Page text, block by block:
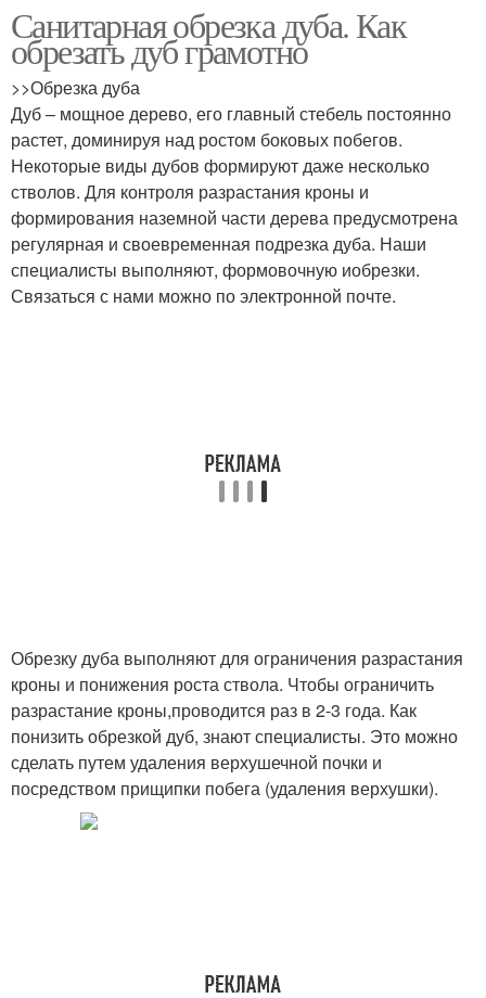
Санитарная обрезка дуба. Как
обрезать дуб грамотно
>>Обрезка дуба
Дуб – мощное дерево, его главный стебель постоянно
растет, доминируя над ростом боковых побегов.
Некоторые виды дубов формируют даже несколько
стволов. Для контроля разрастания кроны и
формирования наземной части дерева предусмотрена
регулярная и своевременная подрезка дуба. Наши
специалисты выполняют, формовочную иобрезки.
Связаться с нами можно по электронной почте.
Обрезку дуба выполняют для ограничения разрастания
кроны и понижения роста ствола. Чтобы ограничить
разрастание кроны,проводится раз в 2-3 года. Как
понизить обрезкой дуб, знают специалисты. Это можно
сделать путем удаления верхушечной почки и
посредством прищипки побега (удаления верхушки).